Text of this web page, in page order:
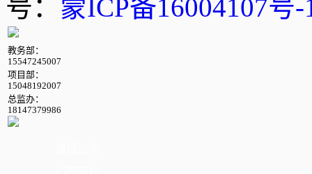
号： 蒙ICP备16004107号-
教务部：
15547245007
项目部：
15048192007
总监办：
18147379986